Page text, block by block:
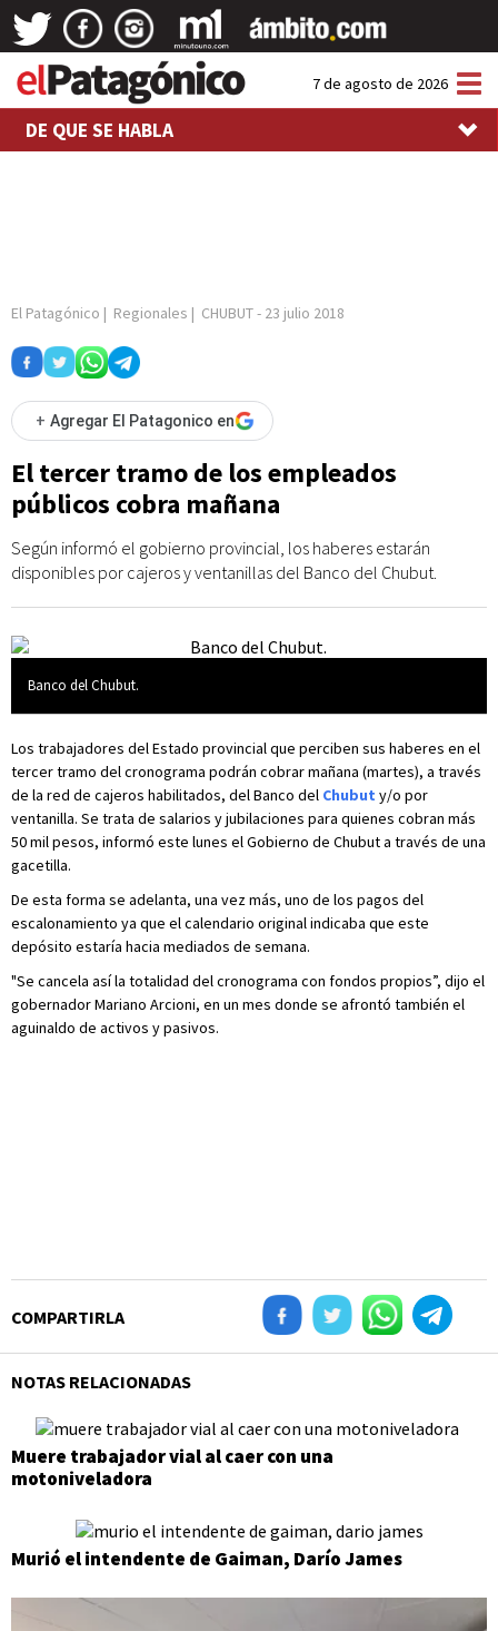
7 de agosto de 2026
DE QUE SE HABLA
El Patagónico | Regionales | CHUBUT- 23 julio 2018
+ Agregar El Patagonico en
El tercer tramo de los empleados
públicos cobra mañana
Según informó el gobierno provincial, los haberes estarán
disponibles por cajeros y ventanillas del Banco del Chubut.
Banco del Chubut.
Los trabajadores del Estado provincial que perciben sus haberes en el
tercer tramo del cronograma podrán cobrar mañana (martes), a través
de la red de cajeros habilitados, del Banco del Chubut y/o por
ventanilla. Se trata de salarios y jubilaciones para quienes cobran más
50 mil pesos, informó este lunes el Gobierno de Chubut a través de una
gacetilla.
De esta forma se adelanta, una vez más, uno de los pagos del
escalonamiento ya que el calendario original indicaba que este
depósito estaría hacia mediados de semana.
"Se cancela así la totalidad del cronograma con fondos propios”, dijo el
gobernador Mariano Arcioni, en un mes donde se afrontó también el
aguinaldo de activos y pasivos.
COMPARTIRLA
NOTAS RELACIONADAS
Muere trabajador vial al caer con una
motoniveladora
Murió el intendente de Gaiman, Darío James